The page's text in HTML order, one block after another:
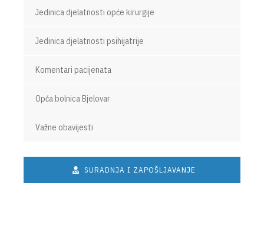
Jedinica djelatnosti opće kirurgije
Jedinica djelatnosti psihijatrije
Komentari pacijenata
Opća bolnica Bjelovar
Važne obavijesti
SURADNJA I ZAPOŠLJAVANJE